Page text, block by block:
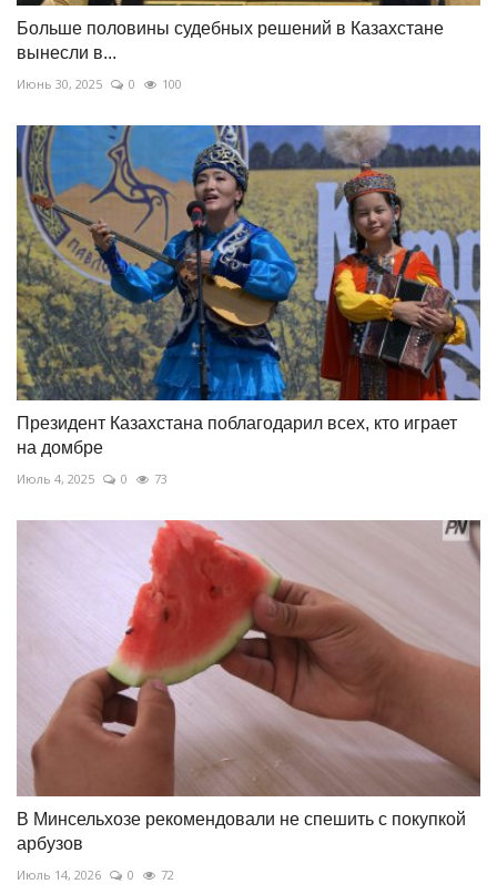
Больше половины судебных решений в Казахстане
вынесли в...
Июнь 30, 2025 0 100
Президент Казахстана поблагодарил всех, кто играет
на домбре
Июль 4, 2025 0 73
В Минсельхозе рекомендовали не спешить с покупкой
арбузов
Июль 14, 2026 0 72